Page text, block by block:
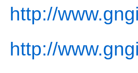
http://
http://